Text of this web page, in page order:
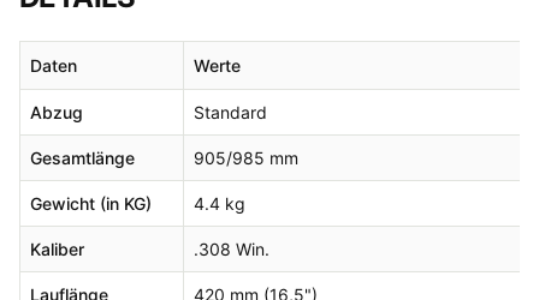
Daten Werte
Abzug Standard
Gesamtlänge 905/985 mm
Gewicht (in KG) 4.4 kg
Kaliber .308 Win.
Lauflänge 420 mm (16,5")